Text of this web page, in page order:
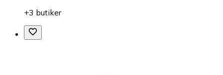
+3 butiker